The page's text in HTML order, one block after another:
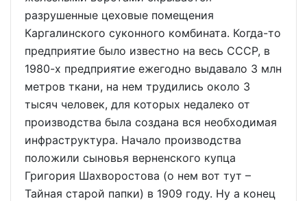
разрушенные цеховые помещения
Каргалинского суконного комбината. Когда-то
предприятие было известно на весь СССР, в
1980-х предприятие ежегодно выдавало 3 млн
метров ткани, на нем трудились около 3
тысяч человек, для которых недалеко от
производства была создана вся необходимая
инфраструктура. Начало производства
положили сыновья верненского купца
Григория Шахворостова (о нем вот тут –
Тайная старой папки) в 1909 году. Ну а конец